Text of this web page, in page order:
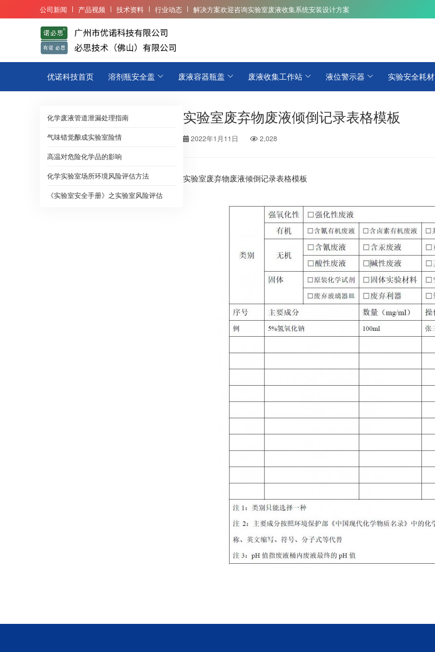
公司新闻 产品视频 技术资料 行业动态 解决方案欢迎咨询实验室废液收集系统安装设计方案
优诺科技首页 溶剂瓶安全盖 废液容器瓶盖 废液收集工作站 液位警示器 实验安全耗材
化学废液管道泄漏处理指南
气味错觉酿成实验室险情
高温对危险化学品的影响
化学实验室场所环境风险评估方法
《实验室安全手册》之实验室风险评估
实验室废弃物废液倾倒记录表格模板
2022年1月11日 2,028
实验室废弃物废液倾倒记录表格模板